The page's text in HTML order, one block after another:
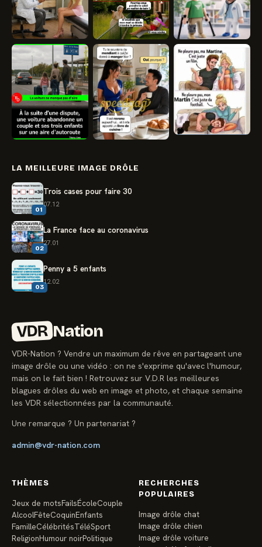
LA MEILLEURE IMAGE DRÔLE
01
Trois cases pour faire 30
07.12
02
La France face au coronavirus
27.01
03
Penny a 5 enfants
12.02
VDR Nation
VDR-Nation ? Vendre un maximum de rêve en partageant une
image drôle ou une vidéo : on ne s'exprime qu'avec l'humour,
mais on le fait bien ! Retrouvez sur V.D.R les meilleures
blagues drôles du web en image et photo, et chaque semaine
les VDR sélectionnées par la communauté.
Une remarque ? Un partenariat ?
admin@vdr-nation.com
THÈMES
Jeux de motsFailsÉcoleCouple
AlcoolFêteCoquinEnfants
FamilleCélébritésTéléSport
ReligionHumour noirPolitique
RECHERCHES
POPULAIRES
Image drôle chat
Image drôle chien
Image drôle voiture